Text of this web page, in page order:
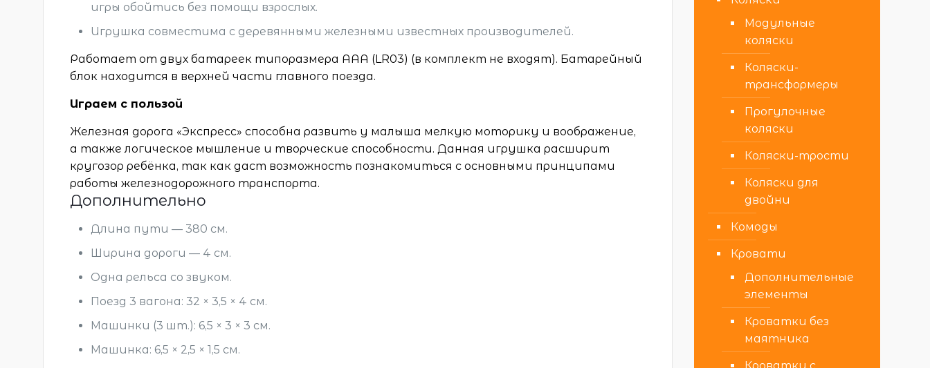
игры обойтись без помощи взрослых.
Игрушка совместима с деревянными железными известных производителей.
Работает от двух батареек типоразмера AAA (LR03) (в комплект не входят). Батарейный
блок находится в верхней части главного поезда.
Играем с пользой
Железная дорога «Экспресс» способна развить у малыша мелкую моторику и воображение,
а также логическое мышление и творческие способности. Данная игрушка расширит
кругозор ребёнка, так как даст возможность познакомиться с основными принципами
работы железнодорожного транспорта.
Дополнительно
Длина пути — 380 см.
Ширина дороги — 4 см.
Одна рельса со звуком.
Поезд 3 вагона: 32 × 3,5 × 4 см.
Машинки (3 шт.): 6,5 × 3 × 3 см.
Машинка: 6,5 × 2,5 × 1,5 см.
Модульные
коляски
Коляски-
трансформеры
Прогулочные
коляски
Коляски-трости
Коляски для
двойни
Комоды
Кровати
Дополнительные
элементы
Кроватки без
маятника